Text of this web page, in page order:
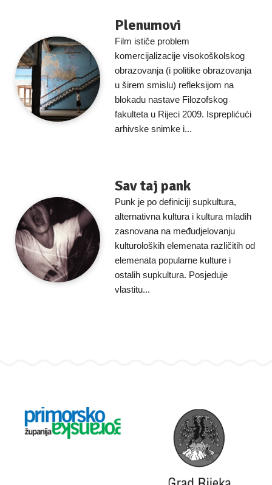
Plenumovi
Film ističe problem
komercijalizacije visokoškolskog
obrazovanja (i politike obrazovanja
u širem smislu) refleksijom na
blokadu nastave Filozofskog
fakulteta u Rijeci 2009. Ispreplićući
arhivske snimke i...
Sav taj pank
Punk je po definiciji supkultura,
alternativna kultura i kultura mladih
zasnovana na međudjelovanju
kulturoloških elemenata različitih od
elemenata popularne kulture i
ostalih supkultura. Posjeduje
vlastitu...